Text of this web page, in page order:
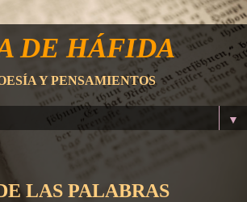
DE HÁFIDA
Y PENSAMIENTOS
▼
LAS PALABRAS